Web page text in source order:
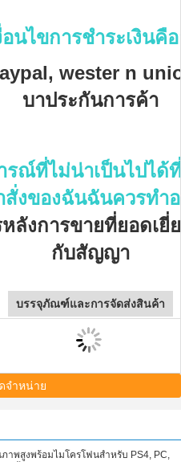
อนไขการชำระเงินคื
wester n
บาประกันการค้า
รณ์ที่ไม่น่าเป็นไปไ
สั่งของฉันฉันควรทำอ
ลังการขายที่ยอดเ
กับสัญญา
บรรจุภัณฑ์และการจัดส่งสินค้า
จำหน่าย
าพสูงพร้อมไมโครโฟนสำหรับ PS4, PC,